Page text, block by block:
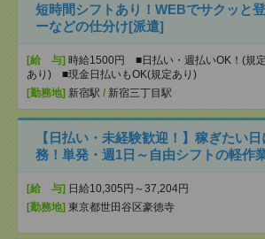
短時間シフトあり！WEBでサクッと
ーなどの仕分け[派遣]
[給 与] 時給1500円 ■日払い・週払いOK！(規定
あり) ■現金日払いもOK(規定あり)
[勤務地] 新宿駅 / 新宿三丁目駅
【日払い・未経験歓迎！】稼ぎたい
務！単発・週1日～自由シフトの軽作
[給 与] 日給10,305円～37,204円
[勤務地] 東京都世田谷区豪徳寺